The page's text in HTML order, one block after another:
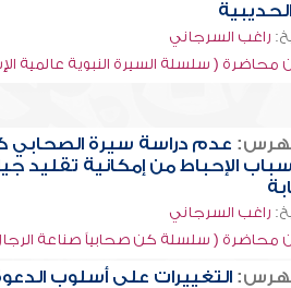
راغب السرجاني
محاضرة ( سلسلة السيرة النبوية عالمية
عدم دراسة سيرة الصحابي
الإحباط من إمكانية تقليد
راغب السرجاني
محاضرة ( سلسلة كن صحابياً صناعة
التغييرات على أسلوب